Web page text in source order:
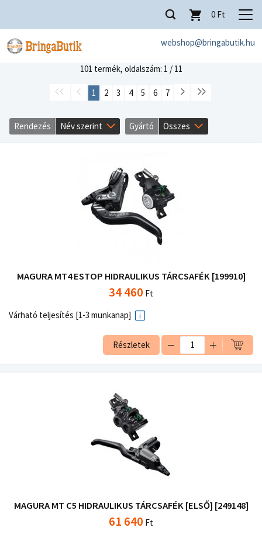
webshop@bringabutik.hu
0 Ft
101 termék, oldalszám: 1 / 11
1 2 3 4 5 6 7
Rendezés Név szerint Gyártó Összes
MAGURA MT4 ESTOP HIDRAULIKUS TÁRCSAFÉK [199910]
34 460 Ft
Várható teljesítés [1-3 munkanap]
Részletek
MAGURA MT C5 HIDRAULIKUS TÁRCSAFÉK [ELSŐ] [249148]
61 640 Ft